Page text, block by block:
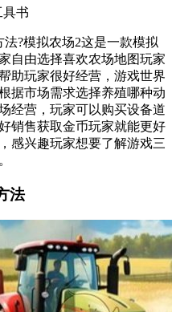
具书
?模拟农场2这是一款模拟
自由选择喜欢农场地图玩家
助玩家很好经营，游戏世界
据市场需求选择养殖哪种动
经营，玩家可以购买设备道
销售获取金币玩家就能更好
感兴趣玩家想要了解游戏三
法